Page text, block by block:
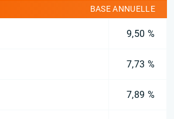
BASE ANNUELLE
9,50 %
7,73 %
7,89 %